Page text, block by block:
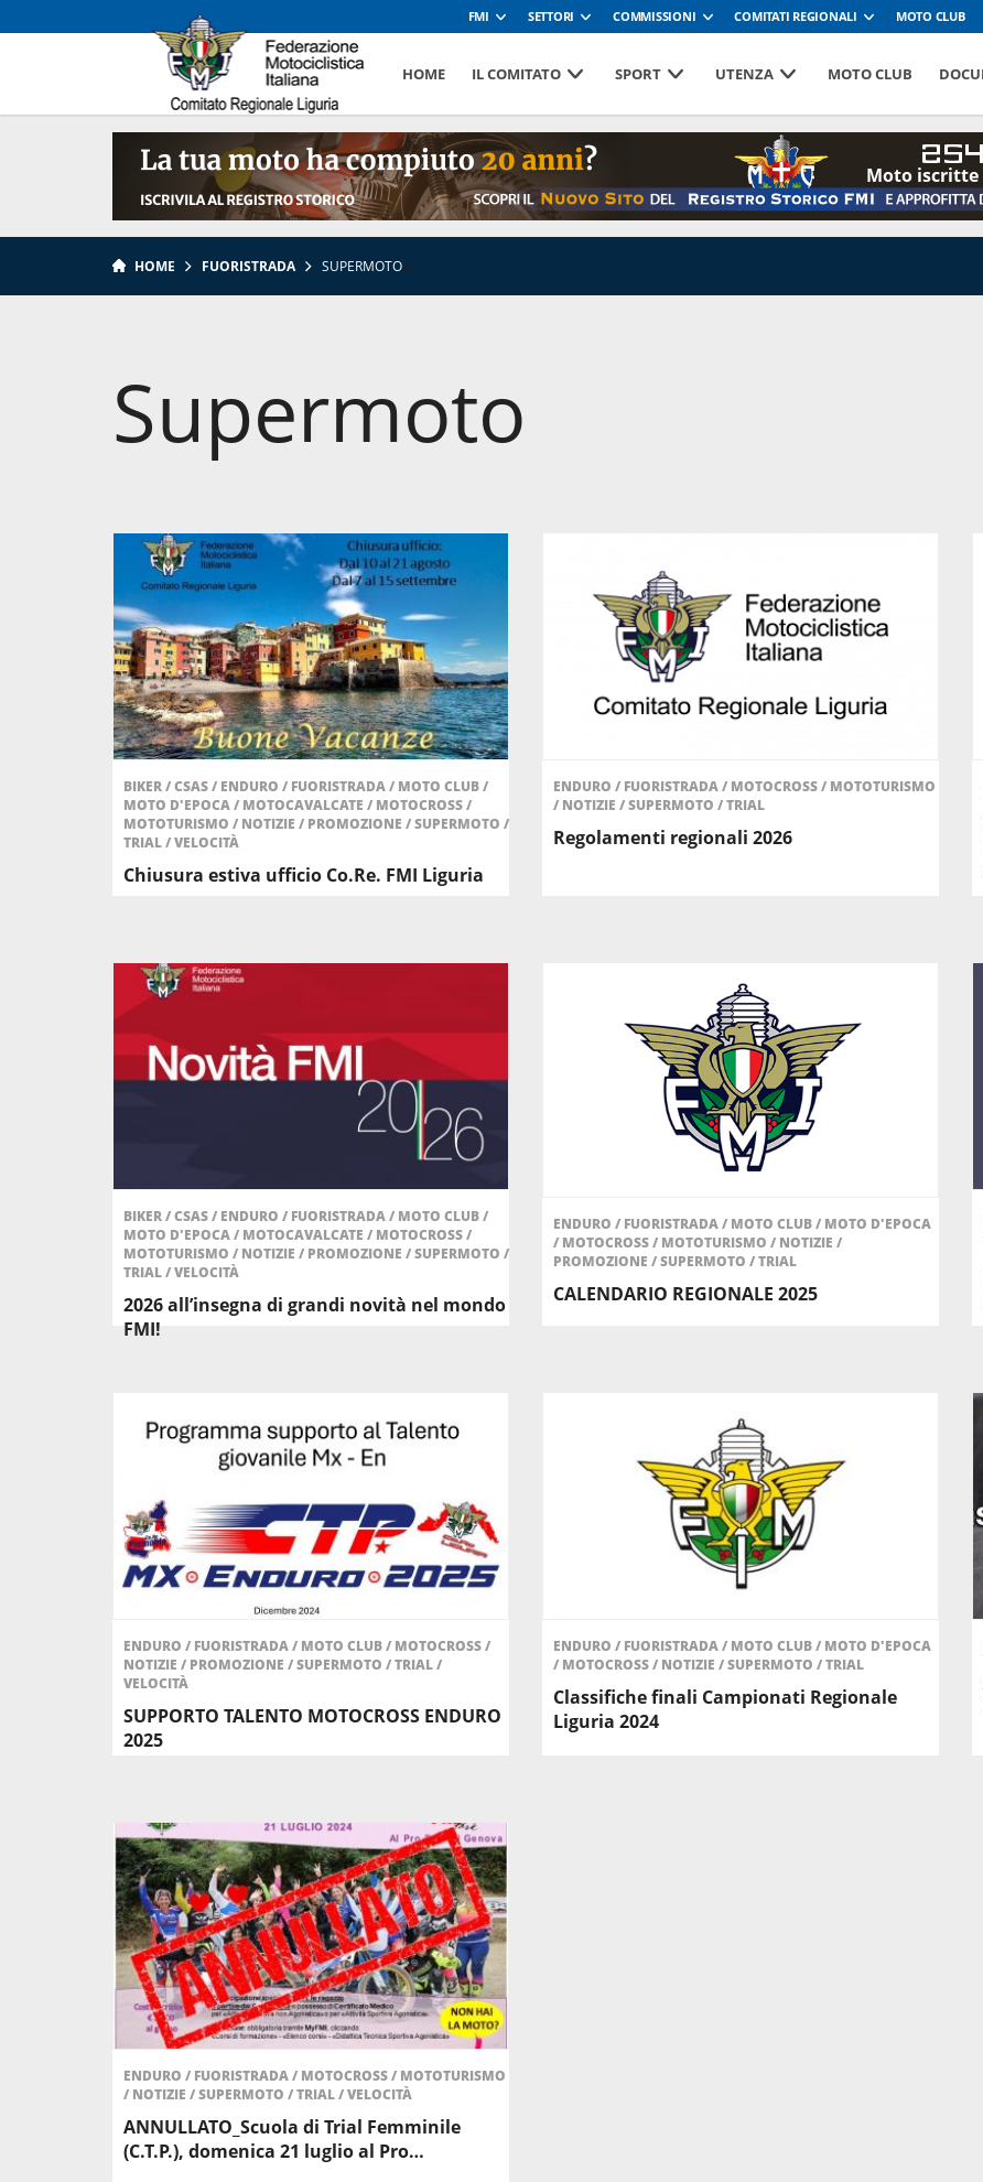
FMI SETTORI COMMISSIONI COMITATI REGIONALI MOTO CLUB
HOME IL COMITATO SPORT UTENZA MOTO CLUB
Moto iscritte
HOME FUORISTRADA »
SUPERMOTO
Supermoto
BIKER/CSAS/ ENDURO / FUORISTRADA/ MOTO CLUB/
MOTO D'EPOCA/ MOTOCAVALCATE / MOTOCROSS/
MOTOTURISMO / NOTIZIE / PROMOZIONE /SUPERMOTO /
TRIAL/VELOCITÀ
Chiusura estiva ufficio Co.Re. FMI Liguria
ENDURO / FUORISTRADA/ MOTOCROSS/ MOTOTURISMO
/ NOTIZIE /SUPERMOTO /TRIAL
Regolamenti regionali 2026
BIKER/CSAS/ ENDURO / FUORISTRADA/ MOTO CLUB/
MOTO D'EPOCA/ MOTOCAVALCATE / MOTOCROSS/
MOTOTURISMO / NOTIZIE / PROMOZIONE /SUPERMOTO /
TRIAL/VELOCITÀ
2026 all’insegna di grandi novità nel mondo
FMI!
ENDURO / FUORISTRADA/ MOTO CLUB/ MOTO D'EPOCA
/ MOTOCROSS/ MOTOTURISMO / NOTIZIE /
PROMOZIONE /SUPERMOTO /TRIAL
CALENDARIO REGIONALE 2025
ENDURO / FUORISTRADA/ MOTO CLUB/ MOTOCROSS/
NOTIZIE / PROMOZIONE /SUPERMOTO /TRIAL/
VELOCITÀ
SUPPORTO TALENTO MOTOCROSS ENDURO
2025
ENDURO / FUORISTRADA/ MOTO CLUB/ MOTO D'EPOCA
/ MOTOCROSS/ NOTIZIE /SUPERMOTO /TRIAL
Classifiche finali Campionati Regionale
Liguria 2024
ENDURO / FUORISTRADA/ MOTOCROSS/ MOTOTURISMO
/ NOTIZIE /SUPERMOTO /TRIAL/VELOCITÀ
ANNULLATO_Scuola di Trial Femminile
(C.T.P.), domenica 21 luglio al Pro…